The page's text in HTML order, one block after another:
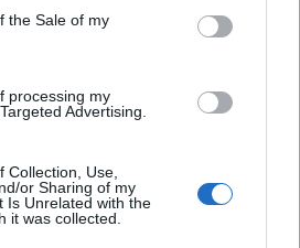
the Sale of my
processing my
Advertising.
Collection, Use,
or Sharing of my
Is Unrelated with the
it was collected.
czyli o pochodzeniu
również hasła